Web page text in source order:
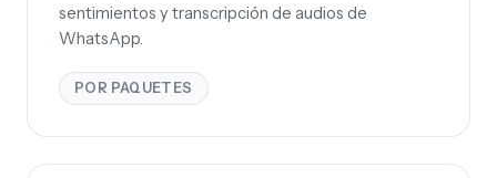
sentimientos y transcripción de audios de
WhatsApp.
POR PAQUETES